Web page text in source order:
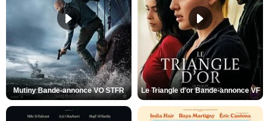
Mutiny Bande-annonce VO STFR Le Triangle d'or Bande-annonce VF